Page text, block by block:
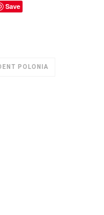
Save
POLONIA